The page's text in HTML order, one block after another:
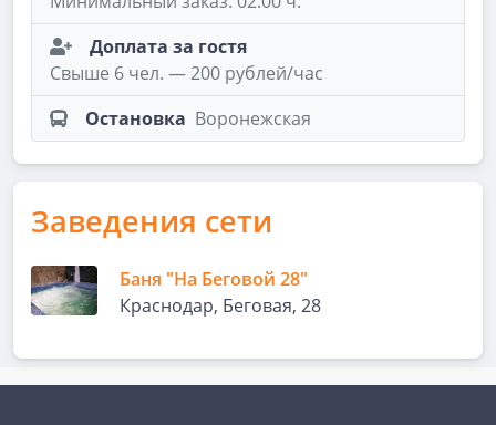
Доплата за гостя
Свыше 6 чел. — 200 рублей/час
Остановка Воронежская
Заведения сети
Баня "На Беговой 28"
Краснодар, ​Беговая, 28